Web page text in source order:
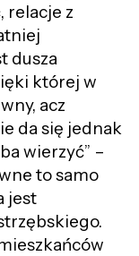
relacje z
dusza
której w
acz
da się jednak
wierzyć” –
to samo
jest